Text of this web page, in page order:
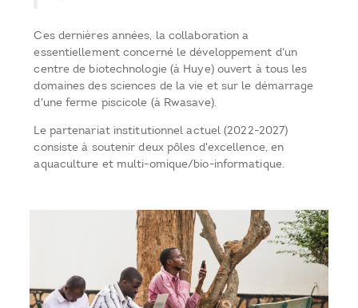
Ces dernières années, la collaboration a
essentiellement concerné le développement d'un
centre de biotechnologie (à Huye) ouvert à tous les
domaines des sciences de la vie et sur le démarrage
d'une ferme piscicole (à Rwasave).
Le partenariat institutionnel actuel (2022-2027)
consiste à soutenir deux pôles d'excellence, en
aquaculture et multi-omique/bio-informatique.